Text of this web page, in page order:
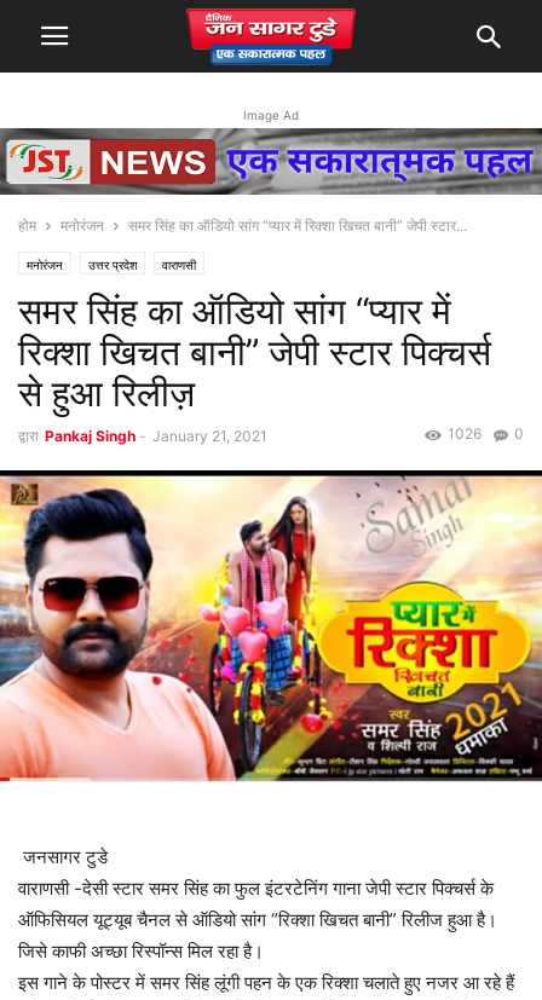
Image Ad
होम मनोरंजन समर सिंह का ऑडियो सांग “प्यार में रिक्शा खिचत बानी” जेपी स्टार...
मनोरंजन उत्तर प्रदेश वाराणसी
समर सिंह का ऑडियो सांग “प्यार में
रिक्शा खिचत बानी” जेपी स्टार पिक्चर्स
से हुआ रिलीज़
द्वारा Pankaj Singh - January 21, 2021 0
1026
जनसागर टुडे
वाराणसी -देसी स्टार समर सिंह का फुल इंटरटेनिंग गाना जेपी स्टार पिक्चर्स के
ऑफिसियल यूट्यूब चैनल से ऑडियो सांग “रिक्शा खिचत बानी” रिलीज हुआ है।
जिसे काफी अच्छा रिस्पॉन्स मिल रहा है।
इस गाने के पोस्टर में समर सिंह लूंगी पहन के एक रिक्शा चलाते हुए नजर आ रहे हैं